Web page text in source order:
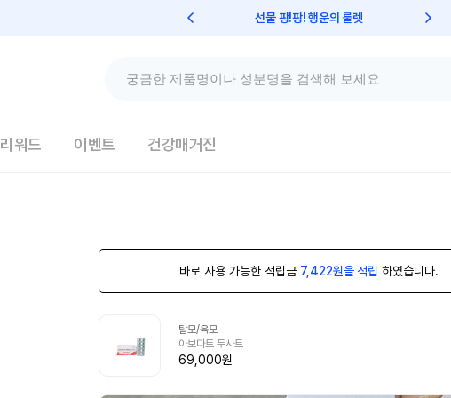
선물 팡!팡! 행운의 룰렛
리워드 이벤트 건강매거진
바로 사용 가능한 적립금 7,422원을 적립 하였습니다.
탈모/육모
아보다트 두사트
69,000원